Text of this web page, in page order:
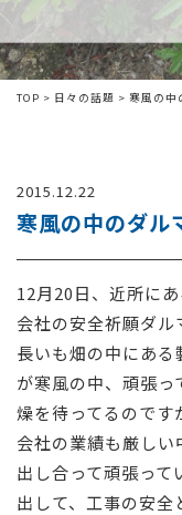
事業内容
私たちについて
コンテンツ
採用情報
お問い合わせ
TOP > 日々の話題 > 寒風の中
2015.12.22
寒風の中のダル
12月20日、近所に
会社の安全祈願ダル
長いも畑の中にあ
が寒風の中、頑張
燥を待ってるのです
会社の業績も厳し
出し合って頑張っ
出して、工事の安